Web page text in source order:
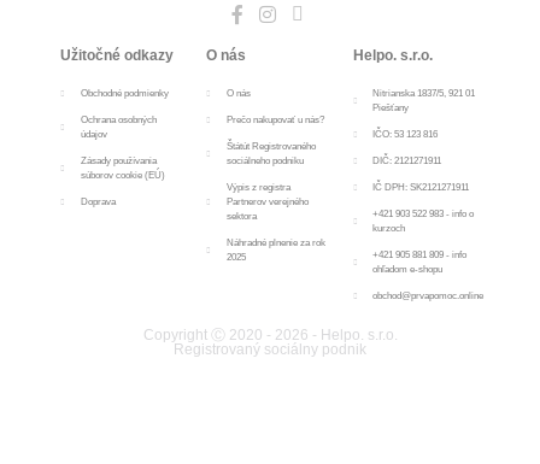
Užitočné odkazy
Obchodné podmienky
Ochrana osobných
údajov
Zásady používania
súborov cookie (EÚ)
Doprava
O nás
O nás
Prečo nakupovať u nás?
Štátút Registrovaného
sociálneho podniku
Výpis z registra
Partnerov verejného
sektora
Náhradné plnenie za rok
2025
Helpo. s.r.o.
Nitrianska 1837/5, 921 01
Piešťany
IČO: 53 123 816
DIČ: 2121271911
IČ DPH: SK2121271911
+421 903 522 983 - info o
kurzoch
+421 905 881 809 - info
ohľadom e-shopu
obchod@prvapomoc.online
Copyright Ⓒ 2020 - 2026 - Helpo. s.r.o.
Registrovaný sociálny podnik